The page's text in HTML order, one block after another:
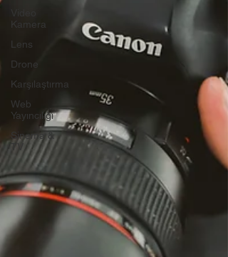
Kamera
Lens
Drone
Karşılaştırma
Web
Yayıncılığı
Sinema &
TV